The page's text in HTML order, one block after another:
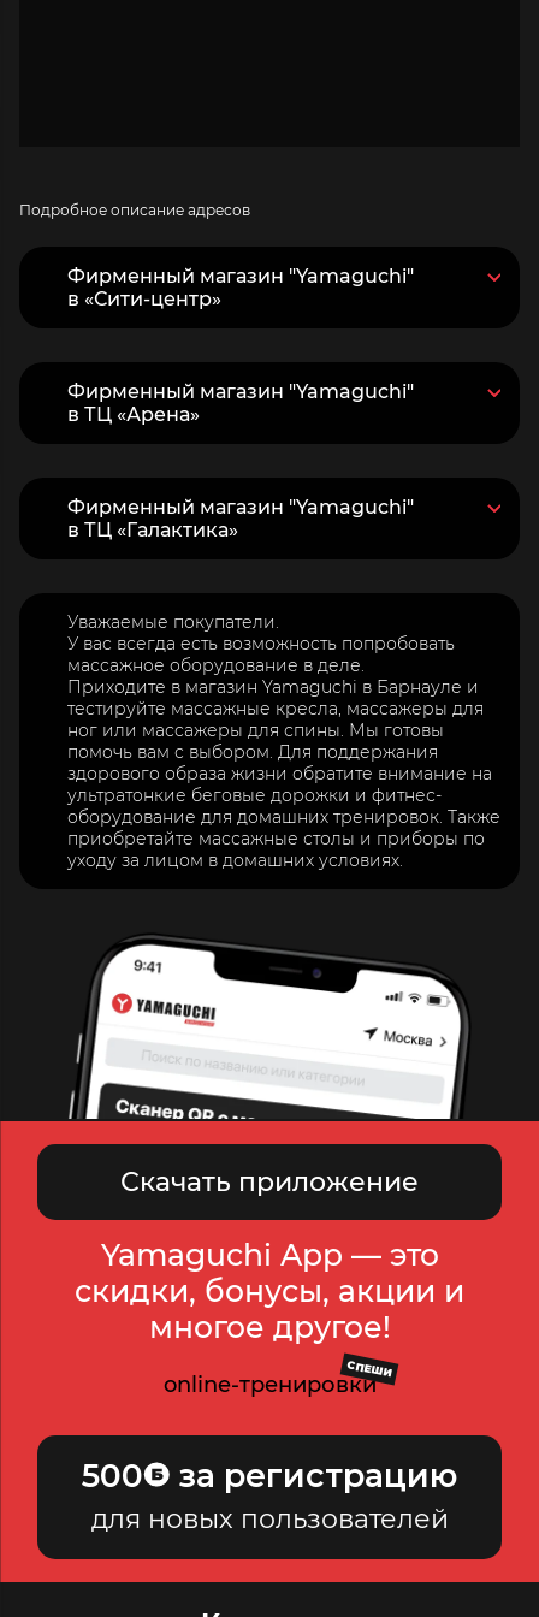
Подробное описание адресов
Фирменный магазин "Yamaguchi"
в «Сити-центр»
Фирменный магазин "Yamaguchi"
в ТЦ «Арена»
Фирменный магазин "Yamaguchi"
в ТЦ «Галактика»
Уважаемые покупатели.
У вас всегда есть возможность попробовать
массажное оборудование в деле.
Приходите в магазин Yamaguchi в Барнауле и
тестируйте массажные кресла, массажеры для
ног или массажеры для спины. Мы готовы
помочь вам с выбором. Для поддержания
здорового образа жизни обратите внимание на
ультратонкие беговые дорожки и фитнес-
оборудование для домашних тренировок. Также
приобретайте массажные столы и приборы по
уходу за лицом в домашних условиях.
Скачать приложение
Yamaguchi App — это
скидки, бонусы, акции и
многое другое!
online-тренировки
СПЕШИ
500 за регистрацию
для новых пользователей